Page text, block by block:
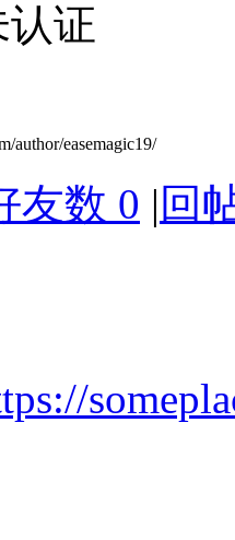
认证
author/easemagic19/
友数 0 | 回